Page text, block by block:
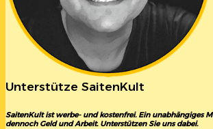
Unterstütze SaitenKult
SaitenKult ist werbe- und kostenfrei. Ein unabhängiges
dennoch Geld und Arbeit. Unterstützen Sie uns dabei.